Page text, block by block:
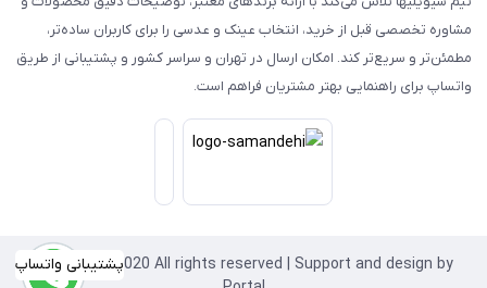
مشاوره تخصصی قبل از خرید، انتخاب عینک و عدسی را برای کاربران ساده‌تر،
مطمئن‌تر و سریع‌تر کند. امکان ارسال در تهران و سراسر کشور و پشتیبانی از طریق
واتساپ برای راهنمایی بهتر مشتریان فراهم است.
پشتیبانی واتساپ
Copyright©2020 All rights reserved | Support and design by